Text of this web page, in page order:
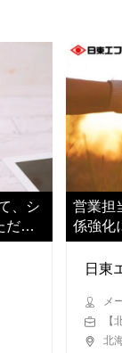
、シ
だき
営業担
係強化
いただ
日東
メ
【
北